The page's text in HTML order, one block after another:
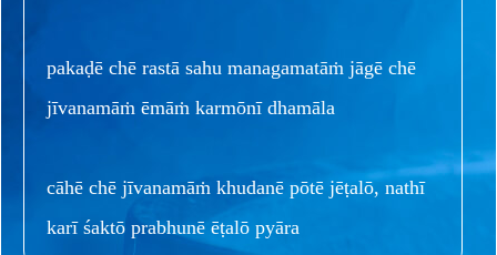
pakaḍē chē rastā sahu managamatāṁ jāgē chē
jīvanamāṁ ēmāṁ karmōnī dhamāla
cāhē chē jīvanamāṁ khudanē pōtē jēṭalō, nathī
karī śaktō prabhunē ēṭalō pyāra